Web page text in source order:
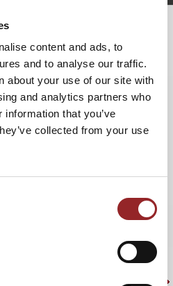
content and ads, to
and to analyse our traffic.
about your use of our site with
and analytics partners who
that you’ve
collected from your use
VON MICHAEL
UND DIE
STRATEGIEN
-oder im beruflichen Umfeld.
mehr wegzudenken. Der 5
Gebert sagt dazu klar: